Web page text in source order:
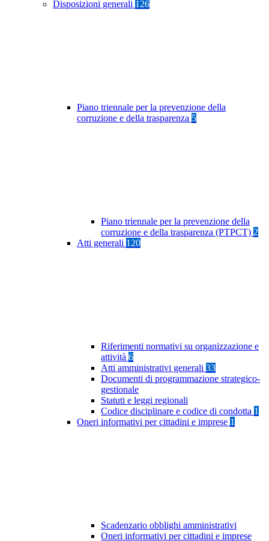
Disposizioni generali 126
Piano triennale per la prevenzione della
corruzione e della trasparenza 5
Piano triennale per la prevenzione della
corruzione e della trasparenza (PTPCT) 2
Atti generali 120
Riferimenti normativi su organizzazione e
attività 6
Atti amministrativi generali 33
Documenti di programmazione strategico-
gestionale
Statuti e leggi regionali
Codice disciplinare e codice di condotta 1
Oneri informativi per cittadini e imprese 1
Scadenzario obblighi amministrativi
Oneri informativi per cittadini e imprese